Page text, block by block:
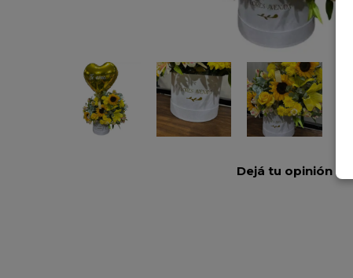
Dejá tu opinión